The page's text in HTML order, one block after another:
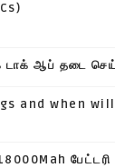
டாக் ஆப் தடை
and when
பேட்டரி